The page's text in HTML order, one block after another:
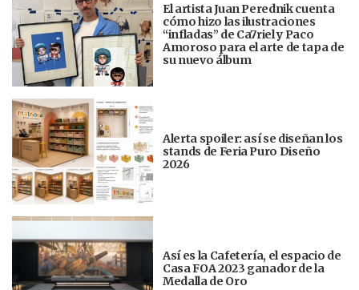
El artista Juan Perednik cuenta
cómo hizo las ilustraciones
“infladas” de Ca7riel y Paco
Amoroso para el arte de tapa de
su nuevo álbum
Alerta spoiler: así se diseñan los
stands de Feria Puro Diseño
2026
Así es la Cafetería, el espacio de
Casa FOA 2023 ganador de la
Medalla de Oro